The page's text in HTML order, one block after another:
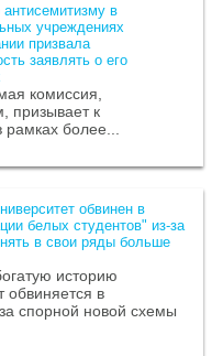
в
учреждениях
призвала
заявлять о его
комиссия,
призывает к
более...
обвинен в
белых студентов" из-за
в свои ряды больше
историю
обвиняется в
спорной новой схемы